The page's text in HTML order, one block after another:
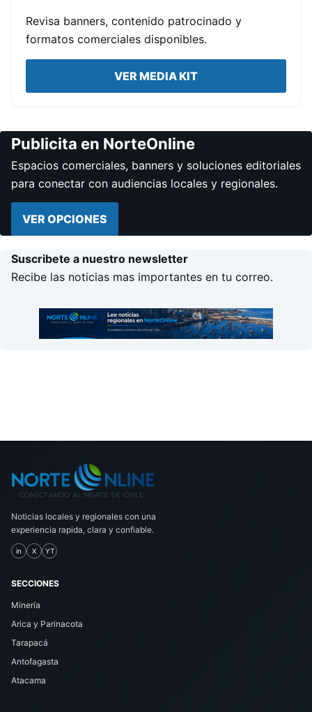
Revisa banners, contenido patrocinado y
formatos comerciales disponibles.
VER MEDIA KIT
Publicita en NorteOnline
Espacios comerciales, banners y soluciones editoriales
para conectar con audiencias locales y regionales.
VER OPCIONES
Suscribete a nuestro newsletter
Recibe las noticias mas importantes en tu correo.
Noticias locales y regionales con una
experiencia rapida, clara y confiable.
in X YT
SECCIONES
Minería
Arica y Parinacota
Tarapacá
Antofagasta
Atacama